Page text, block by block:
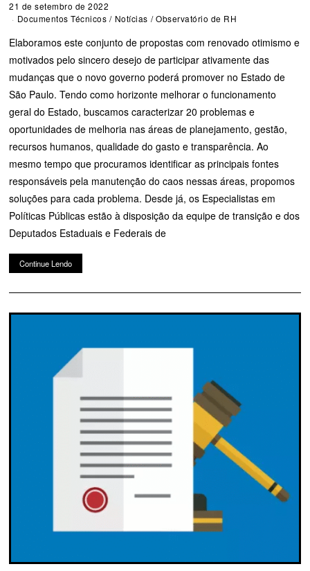
21 de setembro de 2022
Documentos Técnicos / Notícias / Observatório de RH
Elaboramos este conjunto de propostas com renovado otimismo e
motivados pelo sincero desejo de participar ativamente das
mudanças que o novo governo poderá promover no Estado de
São Paulo. Tendo como horizonte melhorar o funcionamento
geral do Estado, buscamos caracterizar 20 problemas e
oportunidades de melhoria nas áreas de planejamento, gestão,
recursos humanos, qualidade do gasto e transparência. Ao
mesmo tempo que procuramos identificar as principais fontes
responsáveis pela manutenção do caos nessas áreas, propomos
soluções para cada problema. Desde já, os Especialistas em
Políticas Públicas estão à disposição da equipe de transição e dos
Deputados Estaduais e Federais de
Continue Lendo